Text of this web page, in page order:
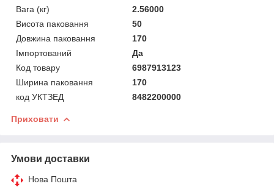
Вага (кг)
2.56000
Висота паковання
50
Довжина паковання
170
Імпортований
Да
Код товару
6987913123
Ширина паковання
170
код УКТЗЕД
8482200000
Приховати
Умови доставки
Нова Пошта